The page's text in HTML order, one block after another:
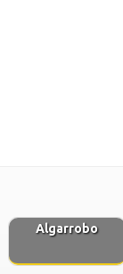
Algarrobo